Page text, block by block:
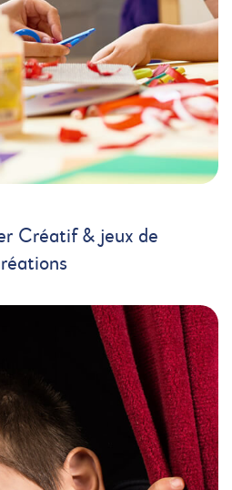
Créatif & jeux de